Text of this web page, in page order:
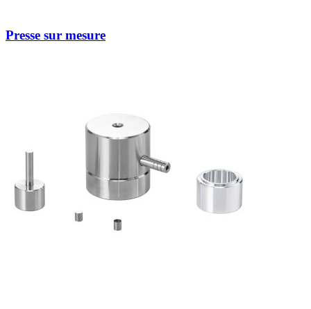
Presse sur mesure